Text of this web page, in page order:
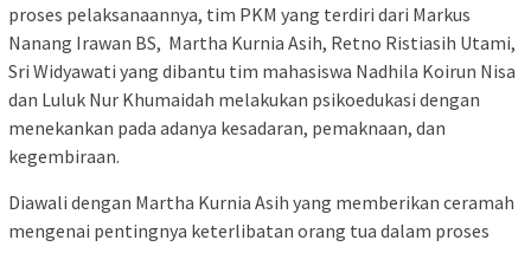
proses pelaksanaannya, tim PKM yang terdiri dari Markus
Nanang Irawan BS, Martha Kurnia Asih, Retno Ristiasih Utami,
Sri Widyawati yang dibantu tim mahasiswa Nadhila Koirun Nisa
dan Luluk Nur Khumaidah melakukan psikoedukasi dengan
menekankan pada adanya kesadaran, pemaknaan, dan
kegembiraan.
Diawali dengan Martha Kurnia Asih yang memberikan ceramah
mengenai pentingnya keterlibatan orang tua dalam proses